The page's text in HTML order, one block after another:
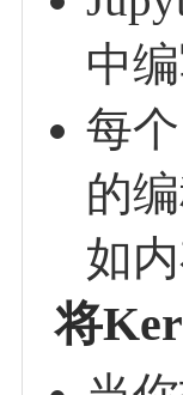
中
每
的
如内
将